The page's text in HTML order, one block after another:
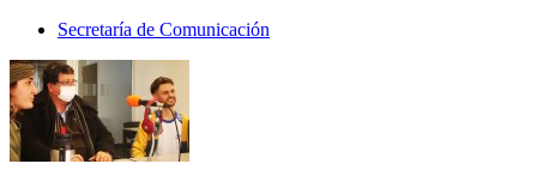
Secretaría de Comunicación